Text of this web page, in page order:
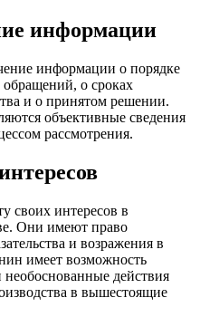
информации
информации о порядке
обращений, о сроках
и о принятом решении.
объективные сведения
рассмотрения.
своих интересов в
Они имеют право
и возражения в
имеет возможность
действия
в вышестоящие